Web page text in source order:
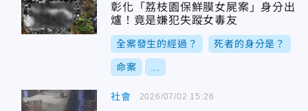
彰化「荔枝園保鮮膜女屍案」身分出
爐！竟是嫌犯失蹤女毒友
全案發生的經過？ 死者的身分是？
命案
社會 2026/07/02 15:26